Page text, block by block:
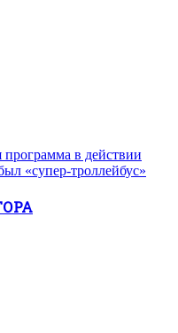
программа в действии
«супер-троллейбус»